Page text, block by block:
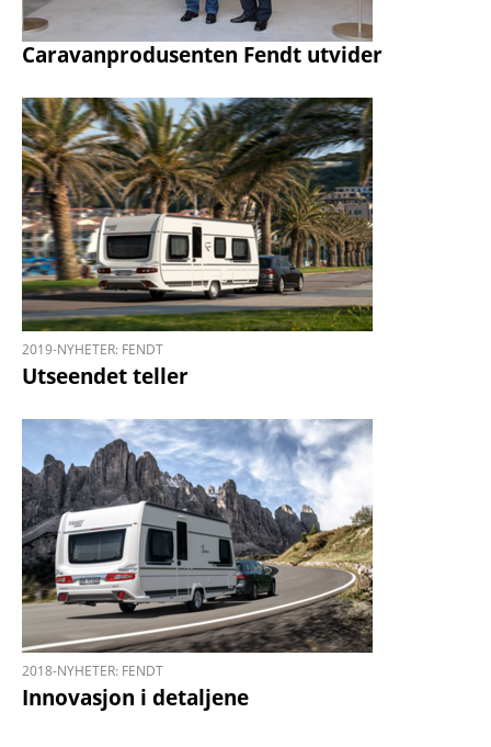
Caravanprodusenten Fendt utvider
2019-NYHETER: FENDT
Utseendet teller
2018-NYHETER: FENDT
Innovasjon i detaljene